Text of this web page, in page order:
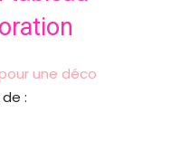
une déco
: